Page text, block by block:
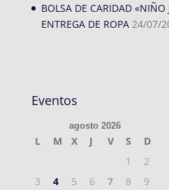
BOLSA DE CARIDAD «NIÑO
ENTREGA DE ROPA 24/07/
Eventos
agosto 2026
L M X J V S
D
1
2
3
4 5 6 7 8
9